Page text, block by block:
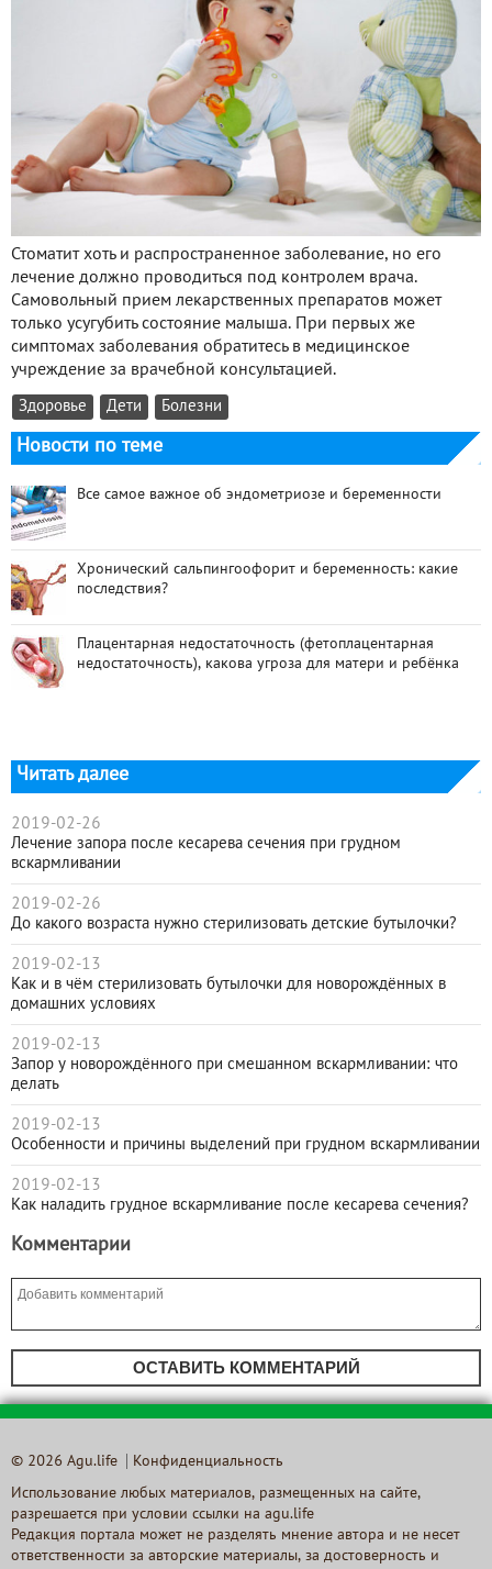
Стоматит хоть и распространенное заболевание, но его
лечение должно проводиться под контролем врача.
Самовольный прием лекарственных препаратов может
только усугубить состояние малыша. При первых же
симптомах заболевания обратитесь в медицинское
учреждение за врачебной консультацией.
Здоровье Дети Болезни
Новости по теме
Все самое важное об эндометриозе и беременности
Хронический сальпингоофорит и беременность: какие
последствия?
Плацентарная недостаточность (фетоплацентарная
недостаточность), какова угроза для матери и ребёнка
Читать далее
2019-02-26
Лечение запора после кесарева сечения при грудном
вскармливании
2019-02-26
До какого возраста нужно стерилизовать детские бутылочки?
2019-02-13
Как и в чём стерилизовать бутылочки для новорождённых в
домашних условиях
2019-02-13
Запор у новорождённого при смешанном вскармливании: что
делать
2019-02-13
Особенности и причины выделений при грудном вскармливании
2019-02-13
Как наладить грудное вскармливание после кесарева сечения?
Комментарии
ОСТАВИТЬ КОММЕНТАРИЙ
© 2026 Agu.life Конфиденциальность
Использование любых материалов, размещенных на сайте,
разрешается при условии ссылки на agu.life
Редакция портала может не разделять мнение автора и не несет
ответственности за авторские материалы, за достоверность и